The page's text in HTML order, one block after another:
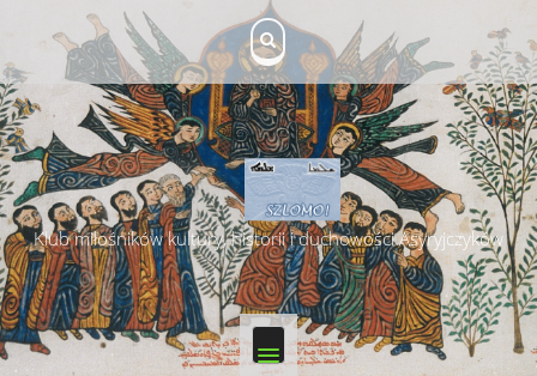
content
Klub miłośników kultury, historii i duchowości Asyryjczyków